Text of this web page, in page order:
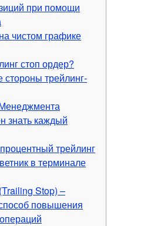
при помощи
чистом графике
стоп ордер?
стороны трейлинг-
знать каждый
трейлинг
в терминале
Stop) –
повышения